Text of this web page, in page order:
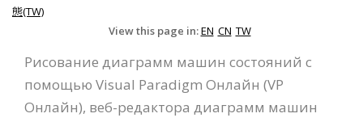
態(TW)
View this page in:EN CN TW
Рисование диаграмм машин состояний с
помощью Visual Paradigm Онлайн (VP
Онлайн), веб-редактора диаграмм машин